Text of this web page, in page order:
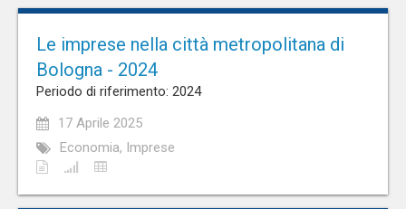
Le imprese nella città metropolitana di
Bologna - 2024
Periodo di riferimento: 2024
17 Aprile 2025
Economia, Imprese